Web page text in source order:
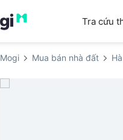
Tra cứu
Mogi Mua bán nhà đất